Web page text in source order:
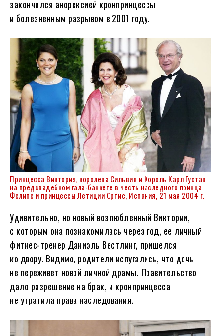
закончился анорексией кронпринцессы
и болезненным разрывом в 2001 году.
Принцесса Виктория, королева Сильвия и Король Карл Густав
на предсвадебном гала-банкете в честь наследного принца
Фелипе и принцессы Летиции Ортис, Испания, 21 мая 2004 г.
Удивительно, но новый возлюбленный Виктории,
с которым она познакомилась через год, ее личный
фитнес-тренер Даниэль Вестлинг, пришелся
ко двору. Видимо, родители испугались, что дочь
не переживет новой личной драмы. Правительство
дало разрешение на брак, и кронпринцесса
не утратила права наследования.